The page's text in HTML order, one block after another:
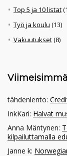
Top 5 ja 10 listat
Työ ja koulu (13)
Vakuutukset(8)
tähdenlento:
InkKari: Halvat
Anna Mäntynen:
kilpailuttamalla
Janne k: